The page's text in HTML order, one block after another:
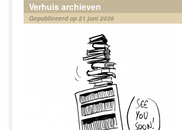
Verhuis archieven
Gepubliceerd op 21 juni 2026